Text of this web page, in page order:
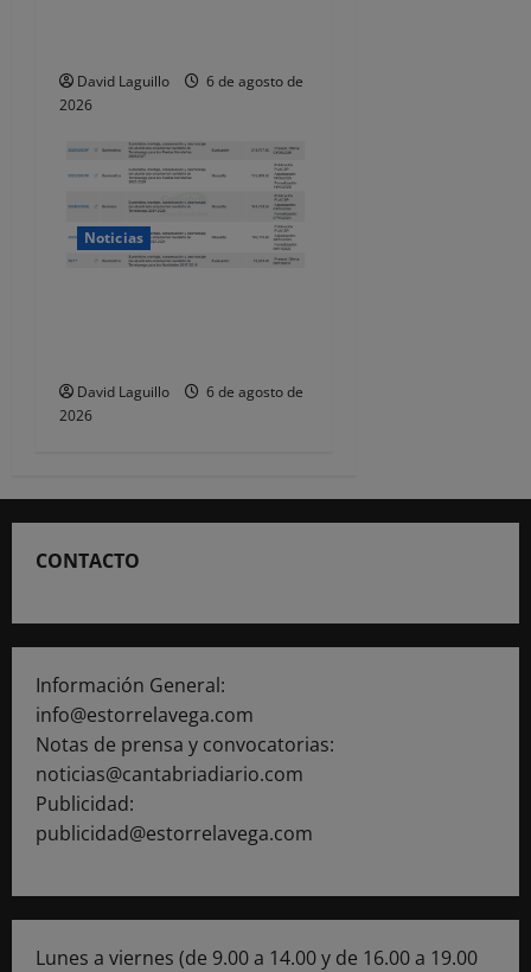
David Laguillo
6 de agosto de
2026
Noticias
David Laguillo
6 de agosto de
2026
CONTACTO
Información General:
info@estorrelavega.com
Notas de prensa y convocatorias:
noticias@cantabriadiario.com
Publicidad:
publicidad@estorrelavega.com
Lunes a viernes (de 9.00 a 14.00 y de 16.00 a 19.00